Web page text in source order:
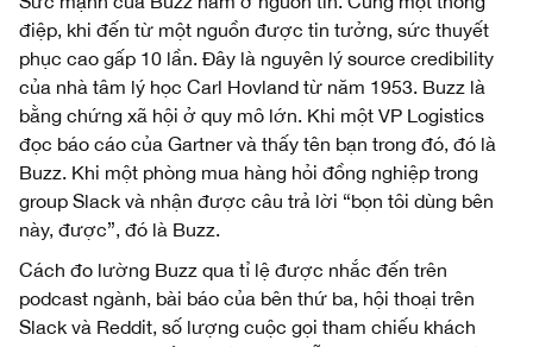
điệp, khi đến từ một nguồn được tin tưởng, sức thuyết
phục cao gấp 10 lần. Đây là nguyên lý source credibility
của nhà tâm lý học Carl Hovland từ năm 1953. Buzz là
bằng chứng xã hội ở quy mô lớn. Khi một VP Logistics
đọc báo cáo của Gartner và thấy tên bạn trong đó, đó là
Buzz. Khi một phòng mua hàng hỏi đồng nghiệp trong
group Slack và nhận được câu trả lời “bọn tôi dùng bên
này, được”, đó là Buzz.
Cách đo lường Buzz qua tỉ lệ được nhắc đến trên
podcast ngành, bài báo của bên thứ ba, hội thoại trên
Slack và Reddit, số lượng cuộc gọi tham chiếu khách